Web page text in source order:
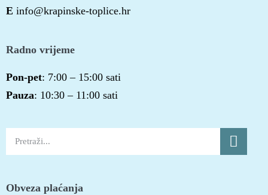
E info@krapinske-toplice.hr
Radno vrijeme
Pon-pet: 7:00 – 15:00 sati
Pauza: 10:30 – 11:00 sati
Obveza plaćanja